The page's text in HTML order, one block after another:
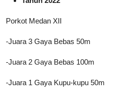
Porkot Medan XII
-Juara 3 Gaya Bebas 50m
-Juara 2 Gaya Bebas 100m
-Juara 1 Gaya Kupu-kupu 50m